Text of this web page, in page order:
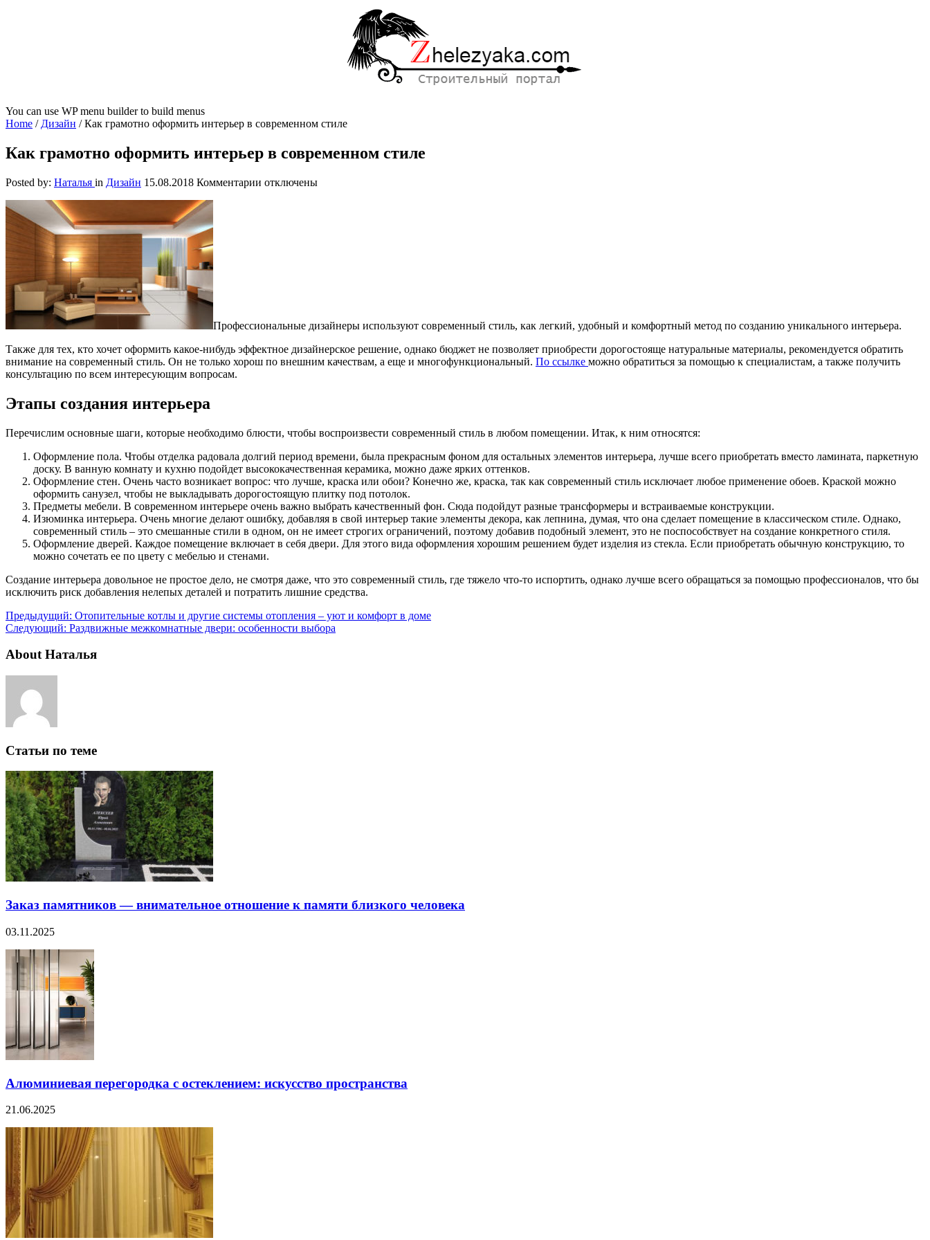
You can use WP menu builder to build menus
Home / Дизайн /Как грамотно оформить интерьер в современном стиле
Как грамотно оформить интерьер в современном стиле
Posted by: Наталья in Дизайн 15.08.2018 Комментарии котключены
Профессиональные дизайнеры используют современный стиль, как легкий, удобный и комфортный метод по созданию уникального интерьера.
Также для тех, кто хочет оформить какое-нибудь эффектное дизайнерское решение, однако бюджет не позволяет приобрести дорогостояще натуральные материалы, рекомендуется обратить
внимание на современный стиль. Он не только хорош по внешним качествам, а еще и многофункциональный. По ссылке можно обратиться за помощью к специалистам, а также получить
консультацию по всем интересующим вопросам.
Этапы создания интерьера
Перечислим основные шаги, которые необходимо блюсти, чтобы воспроизвести современный стиль в любом помещении. Итак, к ним относятся:
Оформление пола. Чтобы отделка радовала долгий период времени, была прекрасным фоном для остальных элементов интерьера, лучше всего приобретать вместо ламината, паркетную
доску. В ванную комнату и кухню подойдет высококачественная керамика, можно даже ярких оттенков.
Оформление стен. Очень часто возникает вопрос: что лучше, краска или обои? Конечно же, краска, так как современный стиль исключает любое применение обоев. Краской можно
оформить санузел, чтобы не выкладывать дорогостоящую плитку под потолок.
Предметы мебели. В современном интерьере очень важно выбрать качественный фон. Сюда подойдут разные трансформеры и встраиваемые конструкции.
Изюминка интерьера. Очень многие делают ошибку, добавляя в свой интерьер такие элементы декора, как лепнина, думая, что она сделает помещение в классическом стиле. Однако,
современный стиль – это смешанные стили в одном, он не имеет строгих ограничений, поэтому добавив подобный элемент, это не поспособствует на создание конкретного стиля.
Оформление дверей. Каждое помещение включает в себя двери. Для этого вида оформления хорошим решением будет изделия из стекла. Если приобретать обычную конструкцию, то
можно сочетать ее по цвету с мебелью и стенами.
Создание интерьера довольное не простое дело, не смотря даже, что это современный стиль, где тяжело что-то испортить, однако лучше всего обращаться за помощью профессионалов, что бы
исключить риск добавления нелепых деталей и потратить лишние средства.
Предыдущий: Отопительные котлы и другие системы отопления – уют и комфорт в доме
Следующий: Раздвижные межкомнатные двери: особенности выбора
About Наталья
Статьи по теме
Заказ памятников — внимательное отношение к памяти близкого человека
03.11.2025
Алюминиевая перегородка с остеклением: искусство пространства
21.06.2025